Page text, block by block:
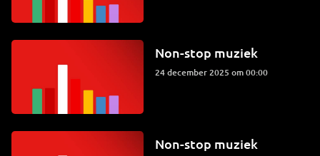
Non-stop muziek
24 december 2025 om 00:00
Non-stop muziek